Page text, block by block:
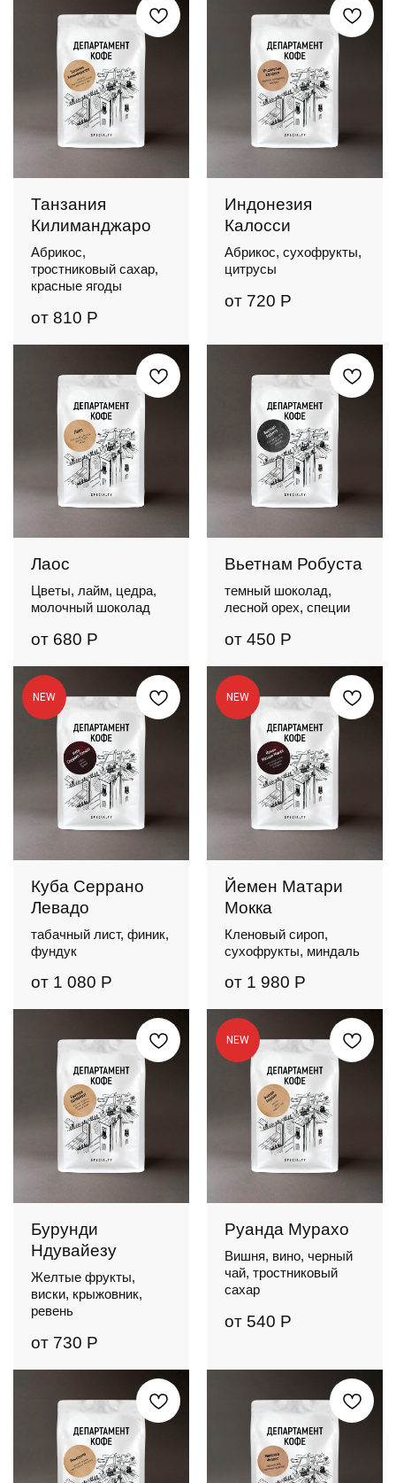
Танзания
Килиманджаро
Абрикос,
тростниковый сахар,
красные ягоды
от 810 Р
Индонезия
Калосси
Абрикос, сухофрукты,
цитрусы
от 720 Р
Лаос
Цветы, лайм, цедра,
молочный шоколад
от 680 Р
Вьетнам Робуста
темный шоколад,
лесной орех, специи
от 450 Р
NEW
Куба Серрано
Левадо
табачный лист, финик,
фундук
от 1 080 Р
NEW
Йемен Матари
Мокка
Кленовый сироп,
сухофрукты, миндаль
от 1 980 Р
Бурунди
Ндувайезу
Желтые фрукты,
виски, крыжовник,
ревень
от 730 Р
NEW
Руанда Мурахо
Вишня, вино, черный
чай, тростниковый
сахар
от 540 Р